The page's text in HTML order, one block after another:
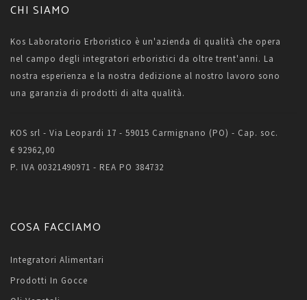
CHI SIAMO
Kos Laboratorio Erboristico è un'azienda di qualità che opera
nel campo degli integratori erboristici da oltre trent'anni. La
nostra esperienza e la nostra dedizione al nostro lavoro sono
una garanzia di prodotti di alta qualità.
KOS srl - Via Leopardi 17 - 59015 Carmignano (PO) - Cap. soc.
€ 92962,00
P. IVA 00321490971 - REA PO 384732
COSA FACCIAMO
Integratori Alimentari
Prodotti In Gocce